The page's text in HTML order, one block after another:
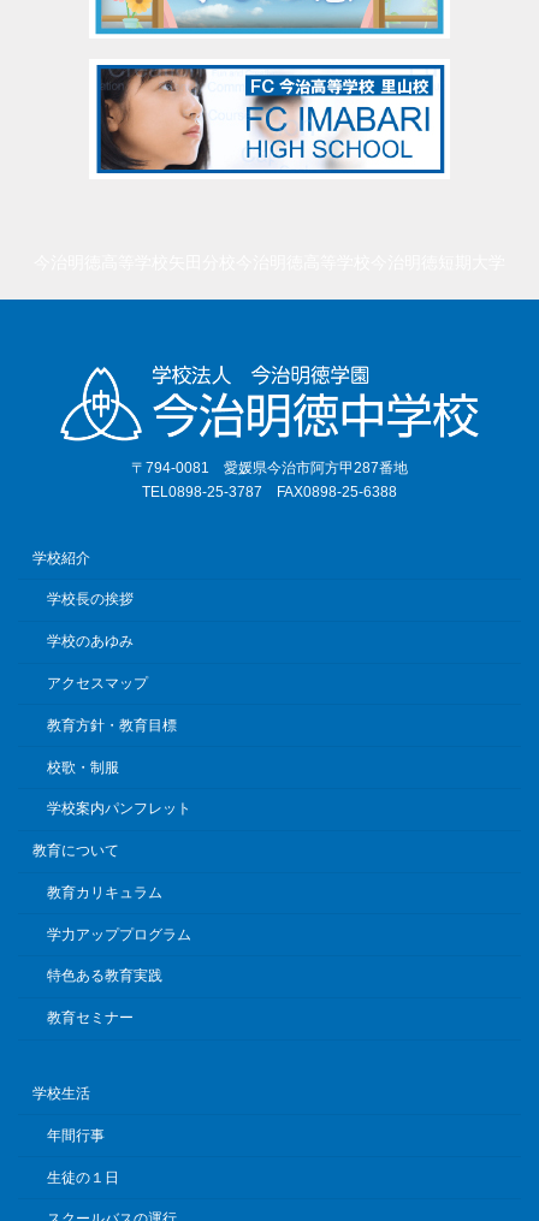
〒794-0081 愛媛県今治市阿方甲287番地
TEL0898-25-3787 FAX0898-25-6388
学校紹介
学校長の挨拶
学校のあゆみ
アクセスマップ
教育方針・教育目標
校歌・制服
学校案内パンフレット
教育について
教育カリキュラム
学力アッププログラム
特色ある教育実践
教育セミナー
学校生活
年間行事
生徒の１日